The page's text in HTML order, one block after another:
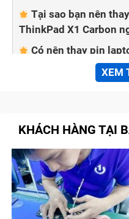
Tại sao bạn nên
ThinkPad X1 Carbon
Có nên thay pin
Carbon tại nhà không?
Quy trình sửa
One
Bước 1: Kiểm
ThinkPad X1 Carbon
Bước 2: Báo giá
Bước 3: Lắp pin
XEM
KHÁCH HÀNG TẠI